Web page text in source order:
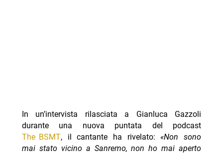
In un’intervista rilasciata a Gianluca Gazzoli
durante una nuova puntata del podcast
The BSMT, il cantante ha rivelato: «Non sono
mai stato vicino a Sanremo, non ho mai aperto